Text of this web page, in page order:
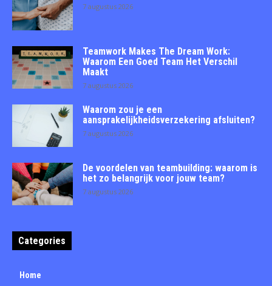
7 augustus 2026
Teamwork Makes The Dream Work:
Waarom Een Goed Team Het Verschil
Maakt
7 augustus 2026
Waarom zou je een
aansprakelijkheidsverzekering afsluiten?
7 augustus 2026
De voordelen van teambuilding: waarom is
het zo belangrijk voor jouw team?
7 augustus 2026
Categories
Home